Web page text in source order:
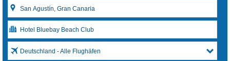
Deutschland - Alle Flughäfen